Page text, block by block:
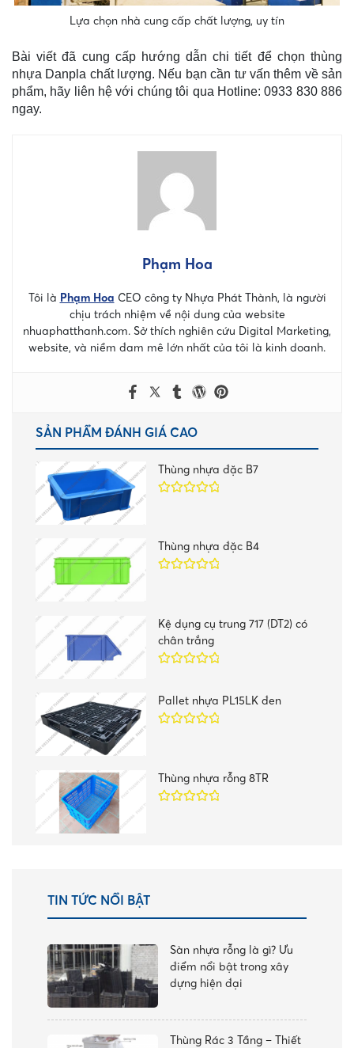
Lựa chọn nhà cung cấp chất lượng, uy tín
Bài viết đã cung cấp hướng dẫn chi tiết để chọn thùng
nhựa Danpla chất lượng. Nếu bạn cần tư vấn thêm về sản
phẩm, hãy liên hệ với chúng tôi qua Hotline: 0933 830 886
ngay.
Phạm Hoa
Tôi là Phạm Hoa CEO công ty Nhựa Phát Thành, là người
chịu trách nhiệm về nội dung của website
nhuaphatthanh.com. Sở thích nghiên cứu Digital Marketing,
website, và niềm đam mê lớn nhất của tôi là kinh doanh.
SẢN PHẨM ĐÁNH GIÁ CAO
Thùng nhựa đặc B7
Thùng nhựa đặc B4
Kệ dụng cụ trung 717 (DT2) có
chân trắng
Pallet nhựa PL15LK đen
Thùng nhựa rỗng 8TR
TIN TỨC NỔI BẬT
Sàn nhựa rỗng là gì? Ưu
điểm nổi bật trong xây
dựng hiện đại
Thùng Rác 3 Tầng – Thiết